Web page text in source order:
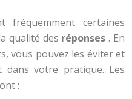
fréquemment certaines
qualité des réponses. En
vous pouvez les éviter et
dans votre pratique. Les
: